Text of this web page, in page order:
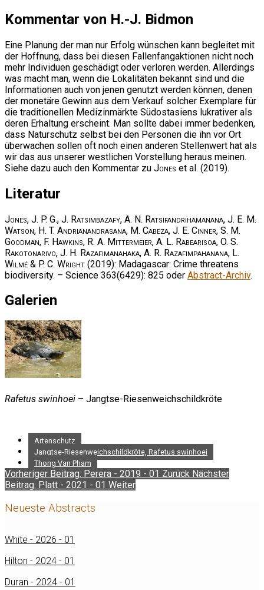
Kommentar von H.-J. Bidmon
Eine Planung der man nur Erfolg wünschen kann begleitet mit
der Hoffnung, dass bei diesen Fallenfangaktionen nicht noch
mehr Individuen geschädigt oder verloren werden. Allerdings
was macht man, wenn die Lokalitäten bekannt sind und die
Informationen auch von jenen genutzt werden können, denen
der monetäre Gewinn aus dem Verkauf solcher Exemplare für
die traditionellen Medizinmärkte Südostasiens lukrativer als
deren Erhaltung erscheint. Man sollte dabei immer bedenken,
dass Naturschutz selbst bei den Personen die ihn vor Ort
überwachen sollen oft noch einen anderen Stellenwert hat als
wir das aus unserer westlichen Vorstellung heraus meinen.
Siehe dazu auch den Kommentar zu Jones et al. (2019).
Literatur
Jones, J. P. G., J. Ratsimbazafy, A. N. Ratsifandrihamanana, J. E. M.
Watson, H. T. Andrianandrasana, M. Cabeza, J. E. Cinner, S. M.
Goodman, F. Hawkins, R. A. Mittermeier, A. L. Rabearisoa, O. S.
Rakotonarivo, J. H. Razafimanahaka, A. R. Razafimpahanana, L.
Wilmé & P. C. Wright (2019): Madagascar: Crime threatens
biodiversity. – Science 363(6429): 825 oder Abstract-Archiv.
Galerien
Rafetus swinhoei – Jangtse-Riesenweichschildkröte
Artenschutz
Jangtse-Riesenweichschildkröte, Rafetus swinhoei
Thong Van Pham
Vorheriger Beitrag: Perera - 2019 - 01 Zurück Nächster
Beitrag: Platt - 2021 - 01 Weiter
Neueste Abstracts
White - 2026 - 01
Hilton - 2024 - 01
Duran - 2024 - 01